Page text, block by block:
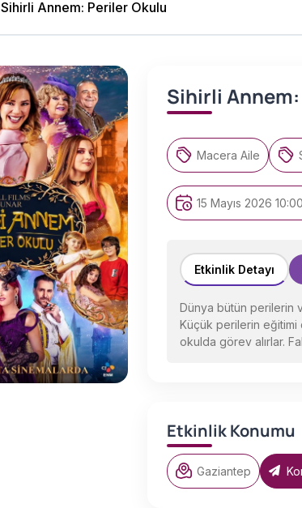
Sihirli Annem: Periler Okulu
Sihirli
Macera Aile
15 Mayıs 2026
Etkinlik Detayı
Dünya bütün perilerin
Küçük perilerin eğitimi
okulda görev alırlar.
Etkinlik Konumu
Gaziantep